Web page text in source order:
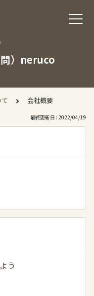
問）neruco
会社概要
最終更新日 : 2022/04/19
う